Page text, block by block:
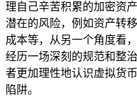
理自己辛苦积累的加密资
潜在的风险，例如资产转
成本等，从另一个角度看
经历一场深刻的规范和整
者更加理性地认识虚拟货
陷阱。